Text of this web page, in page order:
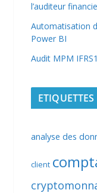
l’auditeur
Automatisation
Power BI
Audit MPM
ETIQUETTES
analyse des
client